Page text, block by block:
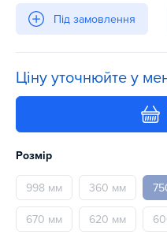
Під замовлення
Ціну уточнюйте у
Розмір
998 мм 360 мм
670 мм 620 мм